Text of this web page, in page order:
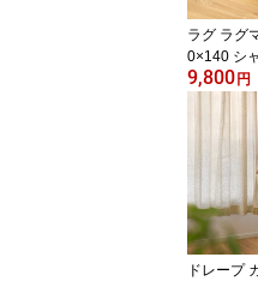
ラグ ラグ
0×140 シ
毯 カーペ
ォッシャ
寝室 四角
9,800円
ドレープ